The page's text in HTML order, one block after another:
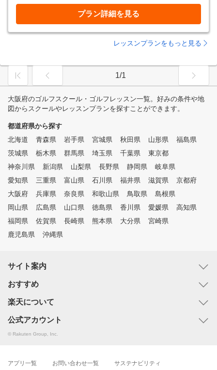
プラン詳細を見る
レッスンプランをもっと見る
1/1
大阪府のゴルフスクール・ゴルフレッスン一覧。好みの条件や地
図からスクールやレッスンプランを探すことができます。
都道府県から探す
北海道
青森県 岩手県 宮城県 秋田県 山形県
福島県
茨城県
栃木県 群馬県 埼玉県 千葉県
東京都
神奈川県
新潟県 山梨県 長野県 静岡県
岐阜県
愛知県
三重県 富山県 石川県 福井県 滋賀県
京都府
大阪府
兵庫県 奈良県 和歌山県 鳥取県
島根県
岡山県
広島県 山口県 徳島県 香川県 愛媛県
高知県
福岡県
佐賀県 長崎県 熊本県 大分県
宮崎県
鹿児島県
沖縄県
サイト案内
おすすめ
楽天について
公式アカウント
© Rakuten Group, Inc.
アプリ一覧 お問い合わせ一覧 サステナビリティ